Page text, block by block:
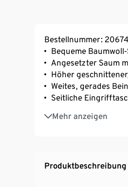
Bestellnummer:
Bequeme
Angesetzter Saum
Höher
Weites, gerades
Seitliche
Mehr anzeigen
Mit Elasthan:
Unterstützt die
Produktbeschreibung